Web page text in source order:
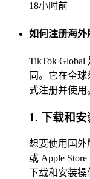
18小时前
如何注册海外
TikTok
同。它在全
式注册并使用
1. 下载和
想要使用国外
或 Apple
下载和安装操